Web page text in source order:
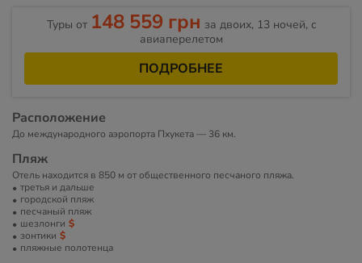
Туры от 148 559 грн за двоих, 13 ночей, c
авиаперелетом
ПОДРОБНЕЕ
Расположение
До международного аэропорта Пхукета — 36 км.
Пляж
Отель находится в 850 м от общественного песчаного пляжа.
третья и дальше
городской пляж
песчаный пляж
шезлонги
зонтики
пляжные полотенца